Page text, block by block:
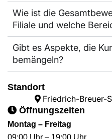
Wie ist die
Filiale und welche
Gibt es Aspekte, die
bemängeln?
Standort
Friedrich-Breuer-
Öffnungszeiten
Montag – Freitag
09:00 Uhr – 19:00 Uhr